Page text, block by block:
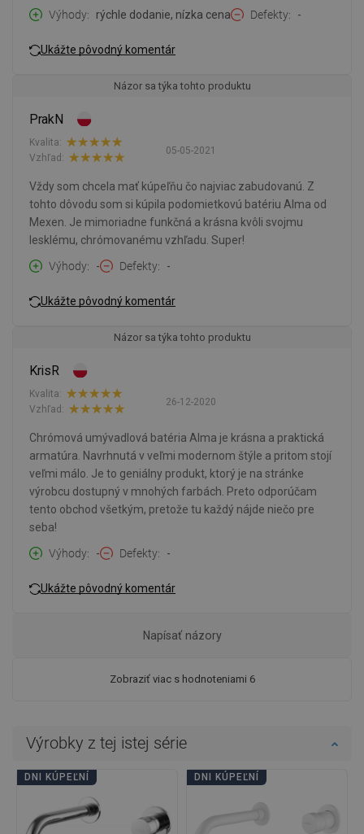
Výhody
rýchle dodanie, nízka cena Defekty -
Ukážte pôvodný komentár
Názor sa týka tohto produktu
PrakN
05-05-2021
Kvalita:
Vzhľad:
Vždy som chcela mať kúpeľňu čo najviac zabudovanú. Z
tohto dôvodu som si kúpila podomietkovú batériu Alma od
Mexen. Je mimoriadne funkčná a krásna kvôli svojmu
lesklému, chrómovanému vzhľadu. Super!
Výhody
- Defekty -
Ukážte pôvodný komentár
Názor sa týka tohto produktu
KrisR
26-12-2020
Kvalita:
Vzhľad:
Chrómová umývadlová batéria Alma je krásna a praktická
armatúra. Navrhnutá v veľmi modernom štýle a pritom stojí
veľmi málo. Je to geniálny produkt, ktorý je na stránke
výrobcu dostupný v mnohých farbách. Preto odporúčam
tento obchod všetkým, pretože tu každý nájde niečo pre
seba!
Výhody
- Defekty -
Ukážte pôvodný komentár
Zobraziť viac s hodnoteniami 6
Napísať názory
Výrobky z tej istej série
DNI KÚPEĽNÍ DNI KÚPEĽNÍ